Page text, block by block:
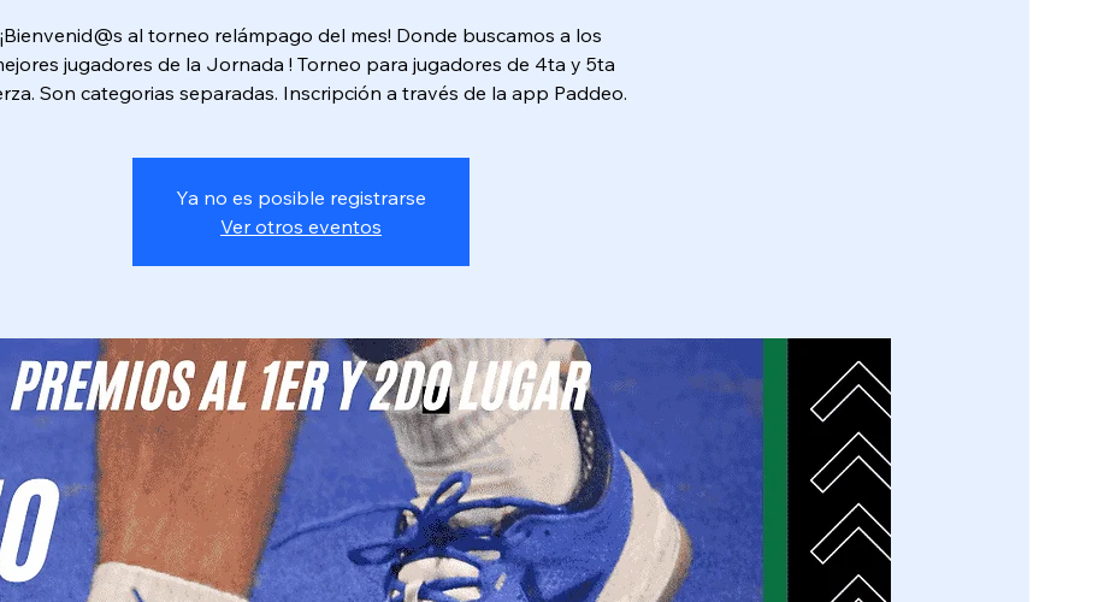
¡Bienvenid@s al torneo relámpago del mes! Donde buscamos a los
jugadores de la Jornada ! Torneo para jugadores de 4ta y 5ta
Son categorias separadas. Inscripción a través de la app Paddeo.
Ya no es posible registrarse
Ver otros eventos